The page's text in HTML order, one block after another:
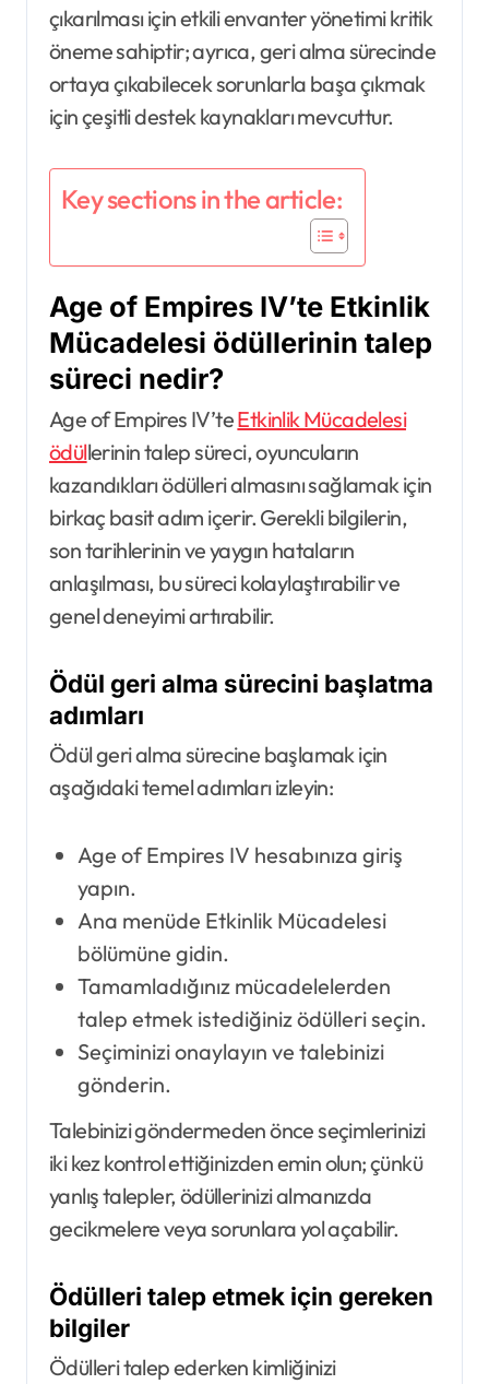
çıkarılması için etkili envanter yönetimi kritik
öneme sahiptir; ayrıca, geri alma sürecinde
ortaya çıkabilecek sorunlarla başa çıkmak
için çeşitli destek kaynakları mevcuttur.
Key sections in the article:
Age of Empires IV’te Etkinlik
Mücadelesi ödüllerinin talep
süreci nedir?
Age of Empires IV’teEtkinlik Mücadelesi
ödüllerinin talep süreci, oyuncuların
kazandıkları ödülleri almasını sağlamak için
birkaç basit adım içerir. Gerekli bilgilerin,
son tarihlerinin ve yaygın hataların
anlaşılması, bu süreci kolaylaştırabilir ve
genel deneyimi artırabilir.
Ödül geri alma sürecini başlatma
adımları
Ödül geri alma sürecine başlamak için
aşağıdaki temel adımları izleyin:
Age of Empires IV hesabınıza giriş
yapın.
Ana menüde Etkinlik Mücadelesi
bölümüne gidin.
Tamamladığınız mücadelelerden
talep etmek istediğiniz ödülleri seçin.
Seçiminizi onaylayın ve talebinizi
gönderin.
Talebinizi göndermeden önce seçimlerinizi
iki kez kontrol ettiğinizden emin olun; çünkü
yanlış talepler, ödüllerinizi almanızda
gecikmelere veya sorunlara yol açabilir.
Ödülleri talep etmek için gereken
bilgiler
Ödülleri talep ederken kimliğinizi